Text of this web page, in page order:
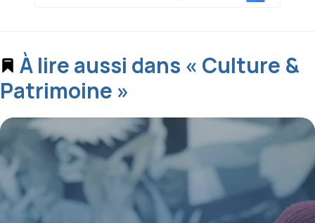
À lire aussi dans « Culture &
Patrimoine »